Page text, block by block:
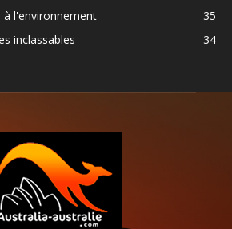
l'environnement
35
inclassables
34